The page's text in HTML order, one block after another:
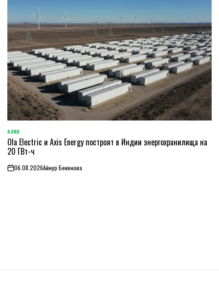
ОПУБЛИКОВАНО
В
АЗИЯ
Ola Electric и Axis Energy построят в Индии энергохранилища на
20 ГВт-ч
on06.08.2026Айнур Бекенова